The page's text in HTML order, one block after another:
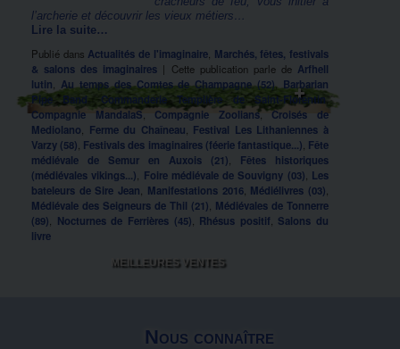
l’archerie et découvrir les vieux métiers…
Lire la suite…
Publié dans Actualités de l'imaginaire, Marchés, fêtes, festivals
& salons des imaginaires | Cette publication parle de Arfhell
lutin
Au temps des Comtes de Champagne (52), Barbarian
Pipe Band, Commanderie Templière de Saint-Florentin
Compagnie MandalaS, Compagnie Zoolians,Croisés de
Mediolano
Ferme du Chaîneau Festival Les Lithaniennes à
Varzy (58) Festivals des imaginaires (féerie fantastique...) Fête
médiévale de Semur en Auxois (21)
Fêtes historiques
(médiévales vikings...) Foire médiévale de Souvigny (03) Les
bateleurs de Sire Jean Manifestations 2016, Médiélivres (03)
Médiévale des Seigneurs de Thil (21) Médiévales de Tonnerre
(89)
Nocturnes de Ferrières (45) Rhésus positif Salons du
livre
MEILLEURES VENTES
Nous connaître